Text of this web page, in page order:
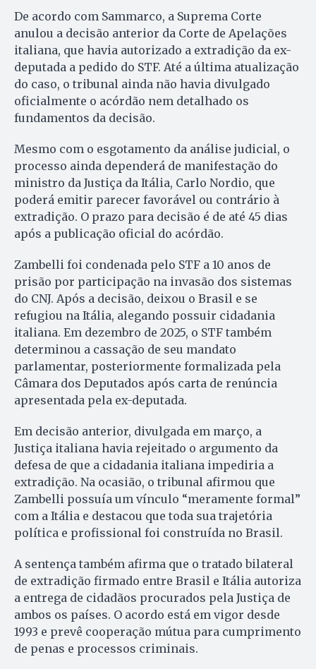
De acordo com Sammarco, a Suprema Corte
anulou a decisão anterior da Corte de Apelações
italiana, que havia autorizado a extradição da ex-
deputada a pedido do STF. Até a última atualização
do caso, o tribunal ainda não havia divulgado
oficialmente o acórdão nem detalhado os
fundamentos da decisão.
Mesmo com o esgotamento da análise judicial, o
processo ainda dependerá de manifestação do
ministro da Justiça da Itália, Carlo Nordio, que
poderá emitir parecer favorável ou contrário à
extradição. O prazo para decisão é de até 45 dias
após a publicação oficial do acórdão.
Zambelli foi condenada pelo STF a 10 anos de
prisão por participação na invasão dos sistemas
do CNJ. Após a decisão, deixou o Brasil e se
refugiou na Itália, alegando possuir cidadania
italiana. Em dezembro de 2025, o STF também
determinou a cassação de seu mandato
parlamentar, posteriormente formalizada pela
Câmara dos Deputados após carta de renúncia
apresentada pela ex-deputada.
Em decisão anterior, divulgada em março, a
Justiça italiana havia rejeitado o argumento da
defesa de que a cidadania italiana impediria a
extradição. Na ocasião, o tribunal afirmou que
Zambelli possuía um vínculo “meramente formal”
com a Itália e destacou que toda sua trajetória
política e profissional foi construída no Brasil.
A sentença também afirma que o tratado bilateral
de extradição firmado entre Brasil e Itália autoriza
a entrega de cidadãos procurados pela Justiça de
ambos os países. O acordo está em vigor desde
1993 e prevê cooperação mútua para cumprimento
de penas e processos criminais.